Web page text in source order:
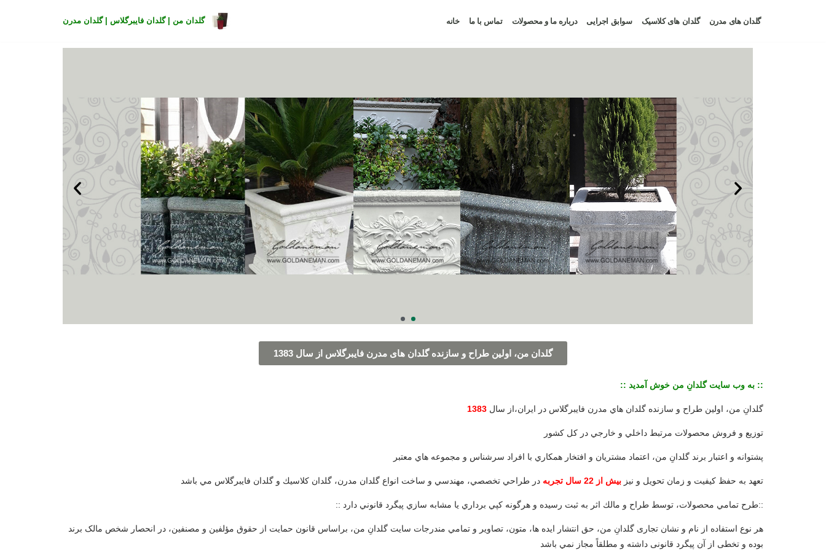
گلدان من | گلدان فایبرگلاس | گلدان مدرن خانه تماس با ما درباره ما و محصولات سوابق اجرایی گلدان های کلاسیک گلدان های مدرن
گلدان من، اولین طراح و سازنده گلدان های مدرن فایبرگلاس از سال 1383
:: به وب سايت گلدانِ من خوش آمديد ::
گلدانِ من، اولين طراح و سازنده گلدان هاي مدرن فایبرگلاس در ايران،از سال 1383
توزيع و فروش محصولات مرتبط داخلي و خارجي در كل كشور
پشتوانه و اعتبار برند گلدانِ من، اعتماد مشتريان و افتخار همكاري با افراد سرشناس و مجموعه هاي معتبر
تعهد به حفظ كيفيت و زمان تحويل و نيز بیش از 22 سال تجربه در طراحي تخصصي، مهندسي و ساخت انواع گلدان مدرن، گلدان كلاسيك و گلدان فايبرگلاس مي باشد
:: طرح تمامي محصولات، توسط طراح و مالك اثر به ثبت رسيده و هرگونه كپي برداري يا مشابه سازي پيگرد قانوني دارد::
هر نوع استفاده از نام و نشان تجاری گلدانِ من، حق انتشار ايده ها، متون، تصاوير و تمامي مندرجات سايت گلدانِ من، براساس قانون حمايت از حقوق مؤلفين و مصنفين، در انحصار شخص مالک برند
بوده و تخطی از آن پیگرد قانونی داشته و مطلقاً مجاز نمي باشد